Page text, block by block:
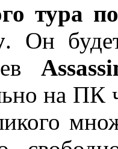
тура
. Он
на